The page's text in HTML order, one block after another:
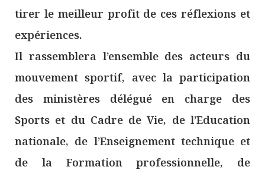
tirer le meilleur profit de ces réflexions et
expériences.
Il rassemblera l’ensemble des acteurs du
mouvement sportif, avec la participation
des ministères délégué en charge des
Sports et du Cadre de Vie, de l’Education
nationale, de l’Enseignement technique et
de la Formation professionnelle, de